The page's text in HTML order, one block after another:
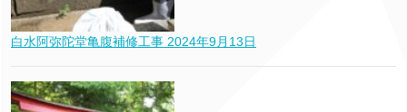
白水阿弥陀堂亀腹補修工事 2024年9月13日